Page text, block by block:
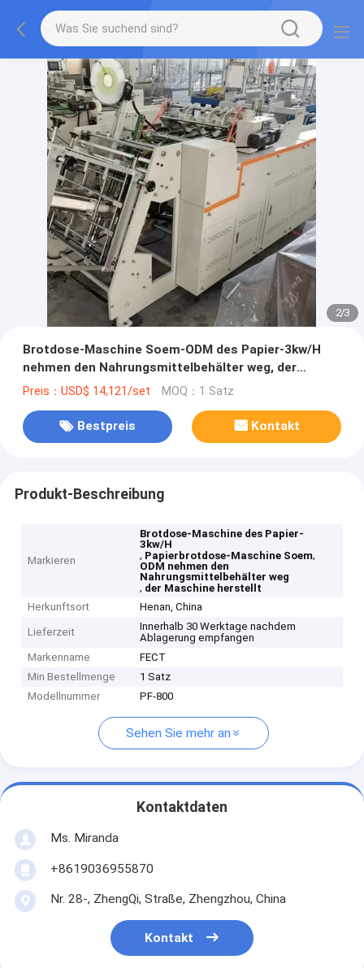
2/3
Brotdose-Maschine Soem-ODM des Papier-3kw/H
nehmen den Nahrungsmittelbehälter weg, der
Maschine herstellt
Preis：USD$ 14,121/set MOQ：1 Satz
Bestpreis Kontakt
Produkt-Beschreibung
Markieren
Brotdose-Maschine des Papier-
3kw/H
, Papierbrotdose-Maschine Soem,
ODM nehmen den
Nahrungsmittelbehälter weg
, der Maschine herstellt
Herkunftsort
Henan, China
Lieferzeit
Innerhalb 30 Werktage nachdem
Ablagerung empfangen
Markenname
FECT
Min Bestellmenge
1 Satz
Modellnummer
PF-800
Sehen Sie mehr an
Kontaktdaten
Ms. Miranda
+8619036955870
Nr. 28-, ZhengQi, Straße, Zhengzhou, China
Kontakt